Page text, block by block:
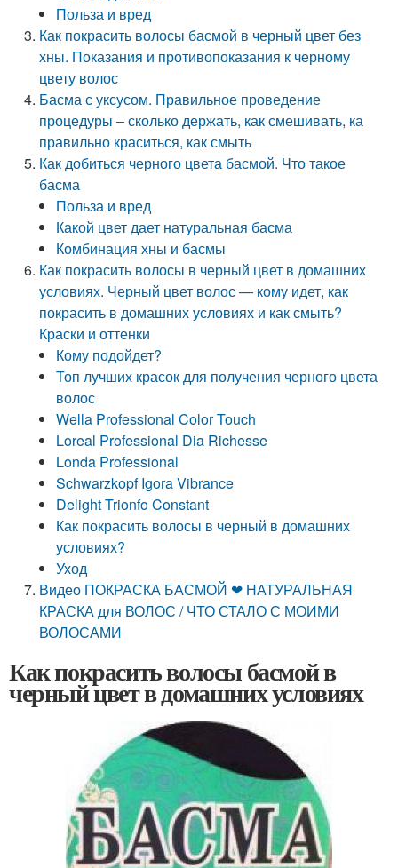
Польза и вред
Как покрасить волосы басмой в черный цвет без
хны. Показания и противопоказания к черному
цвету волос
Басма с уксусом. Правильное проведение
процедуры – сколько держать, как смешивать, ка
правильно краситься, как смыть
Как добиться черного цвета басмой. Что такое
басма
Польза и вред
Какой цвет дает натуральная басма
Комбинация хны и басмы
Как покрасить волосы в черный цвет в домашних
условиях. Черный цвет волос — кому идет, как
покрасить в домашних условиях и как смыть?
Краски и оттенки
Кому подойдет?
Топ лучших красок для получения черного цвета
волос
Wella Professional Color Touch
Loreal Professional Dia Richesse
Londa Professional
Schwarzkopf Igora Vibrance
Delight Trionfo Constant
Как покрасить волосы в черный в домашних
условиях?
Уход
Видео ПОКРАСКА БАСМОЙ ❤ НАТУРАЛЬНАЯ
КРАСКА для ВОЛОС / ЧТО СТАЛО С МОИМИ
ВОЛОСАМИ
Как покрасить волосы басмой в
черный цвет в домашних условиях